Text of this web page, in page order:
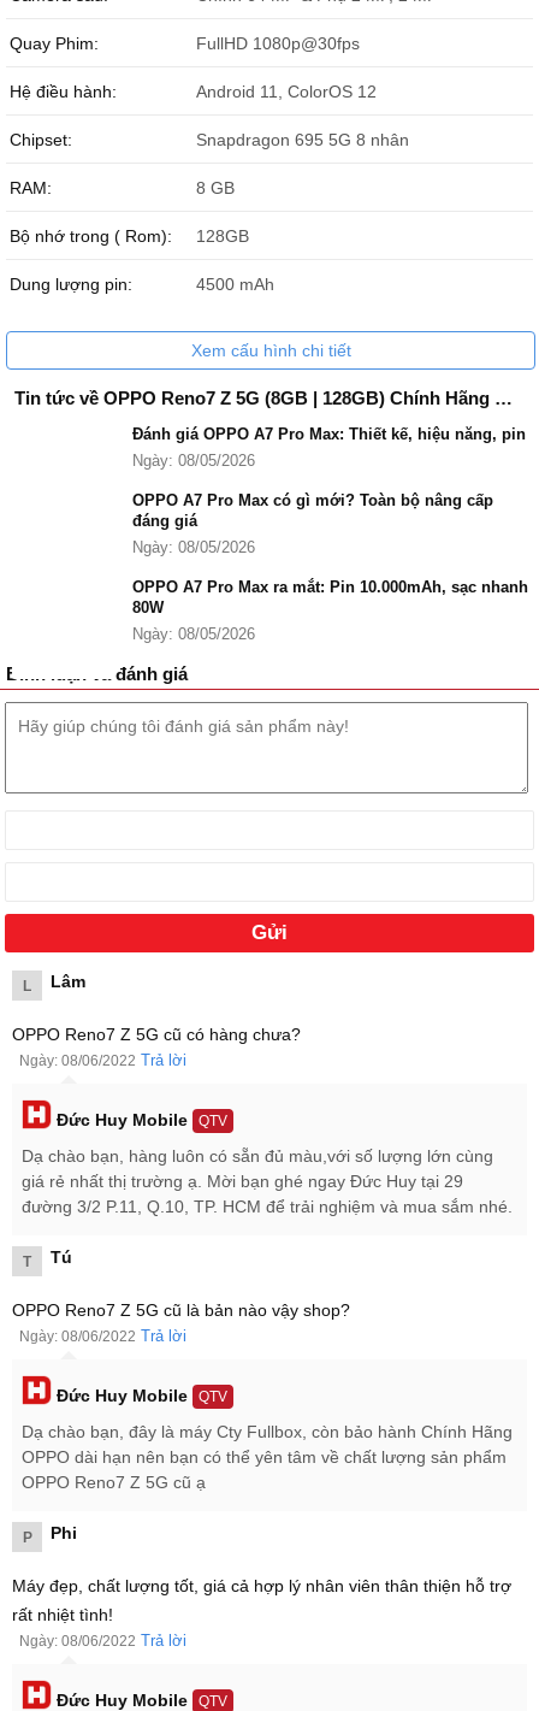
OPPO Reno7 Z 5G cũ có ngoại hình đẹp leng keng như mới.
Thiết kế nổi bật trên OPPO Reno7 Z 5G cũ
OPPO Reno7 Z 5G cũ sử dụng hiệu ứng Glow mặt lưng độc đáo
có thể chuyển màu khi thay đổi góc nhìn, các khung viền vuông
mái. Với thiết kế nguyên khối càng làm cho
Quay Phim: FullHD 1080p@30fps
Hệ điều hành: Android 11, ColorOS 12
Chipset: Snapdragon 695 5G 8 nhân
RAM: 8 GB
Bộ nhớ trong ( Rom): 128GB
Dung lượng pin: 4500 mAh
Xem cấu hình chi tiết
Tin tức về OPPO Reno7 Z 5G (8GB | 128GB) Chính Hãng Cũ (Like New)
Đánh giá OPPO A7 Pro Max: Thiết kế, hiệu năng, pin
Ngày: 08/05/2026
OPPO A7 Pro Max có gì mới? Toàn bộ nâng cấp
đáng giá
Ngày: 08/05/2026
OPPO A7 Pro Max ra mắt: Pin 10.000mAh, sạc nhanh
80W
Ngày: 08/05/2026
Bình luận và đánh giá
L Lâm
OPPO Reno7 Z 5G cũ có hàng chưa?
Ngày: 08/06/2022 Trả lời
Đức Huy Mobile QTV
Dạ chào bạn, hàng luôn có sẵn đủ màu,với số lượng lớn cùng
giá rẻ nhất thị trường ạ. Mời bạn ghé ngay Đức Huy tại 29
đường 3/2 P.11, Q.10, TP. HCM để trải nghiệm và mua sắm nhé.
T Tú
OPPO Reno7 Z 5G cũ là bản nào vậy shop?
Ngày: 08/06/2022 Trả lời
Đức Huy Mobile QTV
Dạ chào bạn, đây là máy Cty Fullbox, còn bảo hành Chính Hãng
OPPO dài hạn nên bạn có thể yên tâm về chất lượng sản phẩm
OPPO Reno7 Z 5G cũ ạ
P Phi
Máy đẹp, chất lượng tốt, giá cả hợp lý nhân viên thân thiện hỗ trợ
rất nhiệt tình!
Ngày: 08/06/2022 Trả lời
Đức Huy Mobile QTV